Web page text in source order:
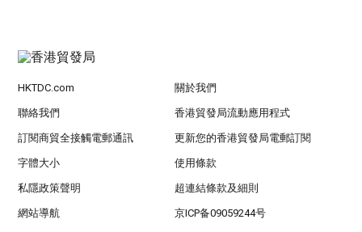
HKTDC.com 關於我們
聯絡我們 香港貿發局流動應用程式
訂閱商貿全接觸電郵通訊 更新您的香港貿發局電郵訂閱
字體大小 使用條款
私隱政策聲明 超連結條款及細則
網站導航 京ICP备09059244号